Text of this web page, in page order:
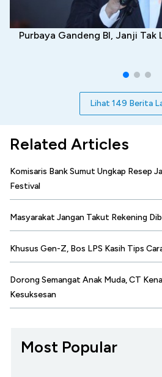
Purbaya Gandeng BI, Janji Tak
Lihat 149 Berita
Related Articles
Komisaris Bank Sumut Ungkap Resep
Festival
Masyarakat Jangan Takut Rekening
Khusus Gen-Z, Bos LPS Kasih Tips
Dorong Semangat Anak Muda, CT
Kesuksesan
Most Popular